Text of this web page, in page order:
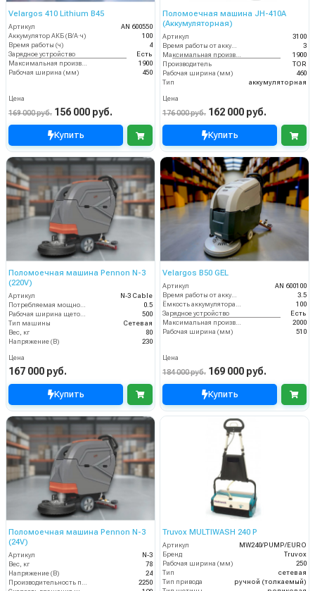
Velargos 410 Lithium B45
Артикул
AN 600550
Аккумулятор АКБ (В/А·ч)
100
Время работы (ч)
4
Зарядное устройство
Есть
Максимальная производительность (кв.м/час)
1900
Рабочая ширина (мм)
450
Цена
169 000 руб. 156 000 руб.
Купить
Поломоечная машина JH-410A
(Аккумуляторная)
Артикул
3100
Время работы от аккумуляторов (ч)
3
Максимальная производительность (кв.м/час)
1900
Производитель
TOR
Рабочая ширина (мм)
460
Тип
аккумуляторная
Цена
176 000 руб. 162 000 руб.
Купить
Поломоечная машина Pennon N-3
(220V)
Артикул
N-3 Cable
0.5
500
Тип машины
Сетевая
Вес, кг
80
Напряжение (В)
230
Цена
167 000 руб.
Купить
Velargos B50 GEL
Артикул
AN 600100
Время работы от аккумуляторов (ч)
3.5
100
Зарядное устройство
Есть
2000
Рабочая ширина (мм)
510
Цена
184 000 руб. 169 000 руб.
Купить
Поломоечная машина Pennon N-3
(24V)
Артикул
N-3
Вес, кг
78
Напряжение (В)
24
2250
Truvox MULTIWASH 240 P
Артикул
MW240/PUMP/EURO
Бренд
Truvox
Рабочая ширина (мм)
250
Тип
сетевая
Тип привода
ручной (толкаемый)